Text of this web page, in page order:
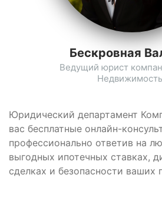
Юридический департамент
вас бесплатные онлайн-
профессионально ответив на
выгодных ипотечных ставках,
сделках и безопасности ваших
Бескровная
Ведущий юрист